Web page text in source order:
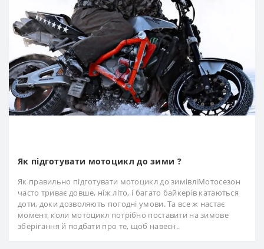
Як підготувати мотоцикл до зими ?
Як правильно підготувати мотоцикл до зимівліМотосезон
часто триває довше, ніж літо, і багато байкерів катаються
доти, доки дозволяють погодні умови. Та все ж настає
момент, коли мотоцикл потрібно поставити на зимове
зберігання й подбати про те, щоб навесн..